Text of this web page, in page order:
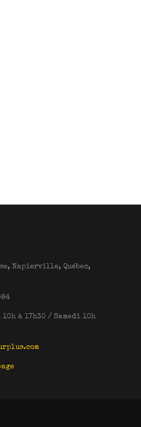
Napierville, Québec,
à 17h30 / Samedi 10h